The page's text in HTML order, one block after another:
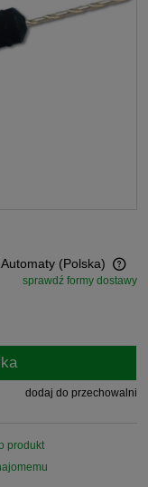
(Polska)
sprawdź formy dostawy
dodaj do przechowalni
produkt